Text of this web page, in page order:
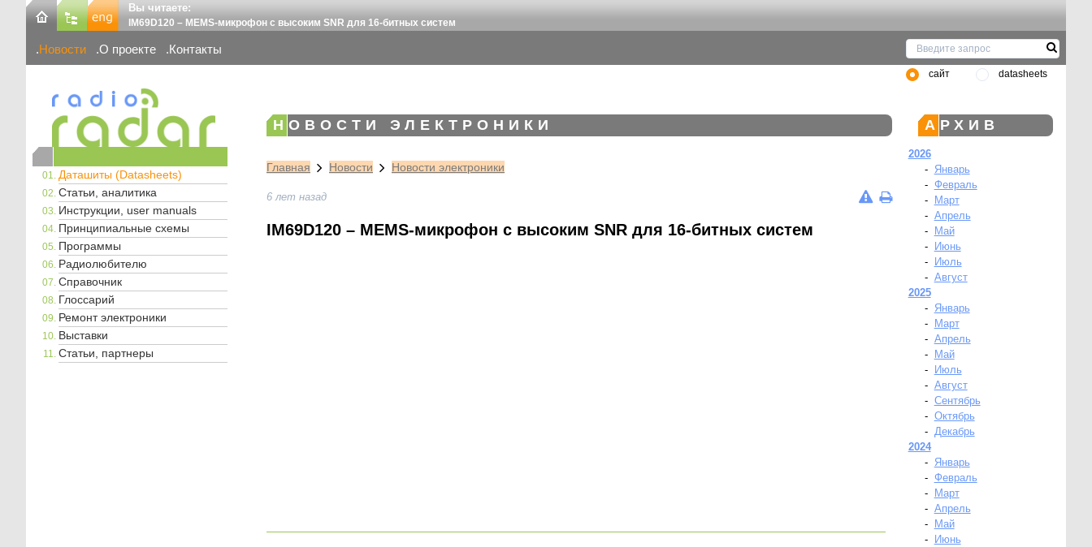
Вы читаете:
IM69D120 – MEMS-микрофон с высоким SNR для 16-битных систем
Новости О проекте Контакты
сайт datasheets
Даташиты (Datasheets)
Статьи, аналитика
Инструкции, user manuals
Принципиальные схемы
Программы
Радиолюбителю
Справочник
Глоссарий
Ремонт электроники
Выставки
Статьи, партнеры
НОВОСТИ ЭЛЕКТРОНИКИ
Главная Новости Новости электроники
6 лет назад
IM69D120 – MEMS-микрофон с высоким SNR для 16-битных систем
АРХИВ
2026
-
Январь
- Февраль
-
Март
- Апрель
-
Май
-
Июнь
-
Июль
- Август
2025
-
Январь
-
Март
- Апрель
-
Май
-
Июль
- Август
- Сентябрь
- Октябрь
- Декабрь
2024
-
Январь
- Февраль
-
Март
- Апрель
-
Май
-
Июнь